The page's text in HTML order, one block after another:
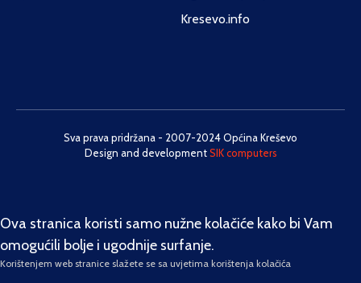
Kresevo.info
Sva prava pridržana - 2007-2024 Općina Kreševo
Design and developmentSIK computers
Ova stranica koristi samo nužne kolačiće kako bi Vam
omogućili bolje i ugodnije surfanje.
Korištenjem web stranice slažete se sa uvjetima korištenja kolačića